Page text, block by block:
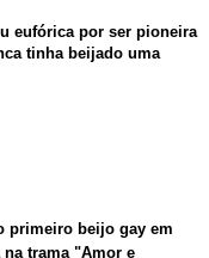
eufórica por ser pioneira
tinha beijado uma
primeiro beijo gay em
trama "Amor e